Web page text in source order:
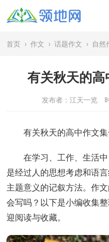
首页 › 作文 › 话题作文 › 自然
有关秋天的
发布者：江天一览
有关秋天的高中作文
在学习、工作、生活
是经过人的思想考虑和语
主题意义的记叙方法。作
会写吗？以下是小编收集
迎阅读与收藏。